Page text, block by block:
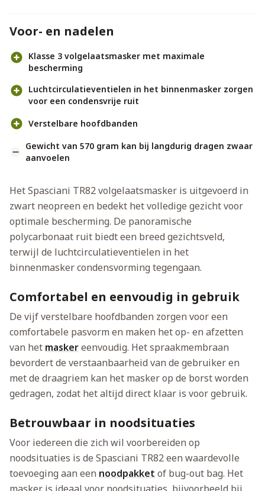
Voor- en nadelen
Klasse 3 volgelaatsmasker met maximale
bescherming
Luchtcirculatieventielen in het binnenmasker zorgen
voor een condensvrije ruit
Verstelbare hoofdbanden
Gewicht van 570 gram kan bij langdurig dragen zwaar
aanvoelen
Het Spasciani TR82 volgelaatsmasker is uitgevoerd in
zwart neopreen en bedekt het volledige gezicht voor
optimale bescherming. De panoramische
polycarbonaat ruit biedt een breed gezichtsveld,
terwijl de luchtcirculatieventielen in het
binnenmasker condensvorming tegengaan.
Comfortabel en eenvoudig in gebruik
De vijf verstelbare hoofdbanden zorgen voor een
comfortabele pasvorm en maken het op- en afzetten
van het maskereenvoudig. Het spraakmembraan
bevordert de verstaanbaarheid van de gebruiker en
met de draagriem kan het masker op de borst worden
gedragen, zodat het altijd direct klaar is voor gebruik.
Betrouwbaar in noodsituaties
Voor iedereen die zich wil voorbereiden op
noodsituaties is de Spasciani TR82 een waardevolle
toevoeging aan een noodpakket of bug-out bag. Het